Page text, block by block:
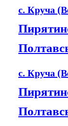
с. Круча
с. Круча